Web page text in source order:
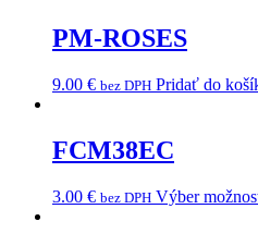
PM-ROSES
9.00 € bez DPH Pridať do
FCM38EC
3.00 € bez DPH Výber